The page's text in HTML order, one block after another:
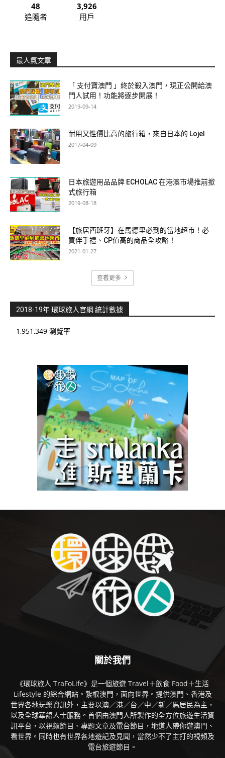
48
追隨者
3,926
用戶
最人氣文章
「 支付寶澳門 」終於殺入澳門，現正公開給澳
門人試用！功能將逐步開展！
2019-09-14
耐用又性價比高的旅行箱，來自日本的 Lojel
2017-04-09
日本旅遊用品品牌 ECHOLAC 在港澳市場推前掀
式旅行箱
2019-08-18
【旅居西班牙】在馬德里必到的當地超市！必
買伴手禮、CP值高的商品全攻略！
2021-01-27
查看更多
2018-19年 環球旅人官網 統計數據
1,951,349 瀏覽率
關於我們
《環球旅人 TraFoLife》是一個旅遊 Travel＋飲食 Food＋生活
Lifestyle 的綜合網站。紮根澳門，面向世界。提供澳門、香港及
世界各地玩樂資訊外，主要以澳／港／台／中／新／馬居民為主，
以及全球華語人士服務。首個由澳門人所製作的全方位旅遊生活資
訊平台，以視頻節目、專題文章及電台節目，地道人帶你遊澳門、
看世界。同時也有世界各地遊記及見聞，當然少不了主打的視頻及
電台旅遊節目。